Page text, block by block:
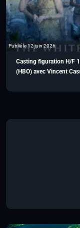
Publié le 12 juin 2026
Casting figuration H/F
(HBO) avec Vincent